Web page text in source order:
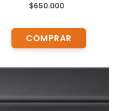
Creatividad Incluye Pen Drive
para Docentes
$650.000